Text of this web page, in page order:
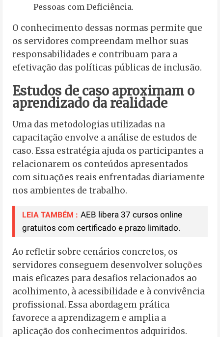
Pessoas com Deficiência.
O conhecimento dessas normas permite que
os servidores compreendam melhor suas
responsabilidades e contribuam para a
efetivação das políticas públicas de inclusão.
Estudos de caso aproximam o
aprendizado da realidade
Uma das metodologias utilizadas na
capacitação envolve a análise de estudos de
caso. Essa estratégia ajuda os participantes a
relacionarem os conteúdos apresentados
com situações reais enfrentadas diariamente
nos ambientes de trabalho.
LEIA TAMBÉM : AEB libera 37 cursos online
gratuitos com certificado e prazo limitado.
Ao refletir sobre cenários concretos, os
servidores conseguem desenvolver soluções
mais eficazes para desafios relacionados ao
acolhimento, à acessibilidade e à convivência
profissional. Essa abordagem prática
favorece a aprendizagem e amplia a
aplicação dos conhecimentos adquiridos.